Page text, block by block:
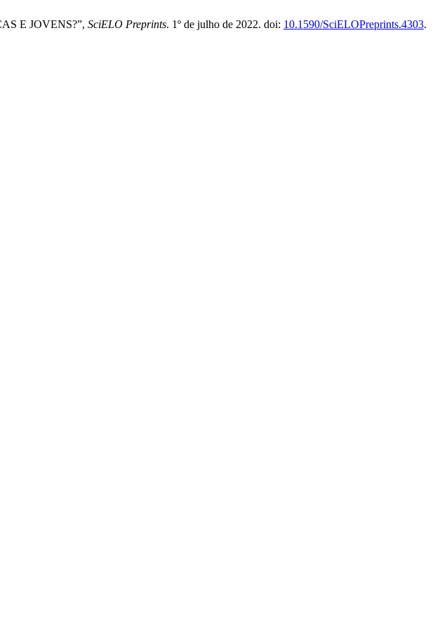
E JOVENS?”, SciELO Preprints. 1º de julho de 2022. doi: 10.1590/SciELOPreprints.4303.